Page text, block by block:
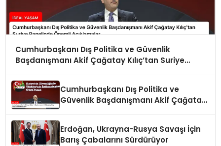
Cumhurbaşkanı Dış Politika ve Güvenlik
Başdanışmanı Akif Çağatay Kılıç’tan Suriye
Cumhurbaşkanı Dış Politika ve
Güvenlik Başdanışmanı Akif Çağatay
Erdoğan, Ukrayna-Rusya Savaşı İçin
Barış Çabalarını Sürdürüyor